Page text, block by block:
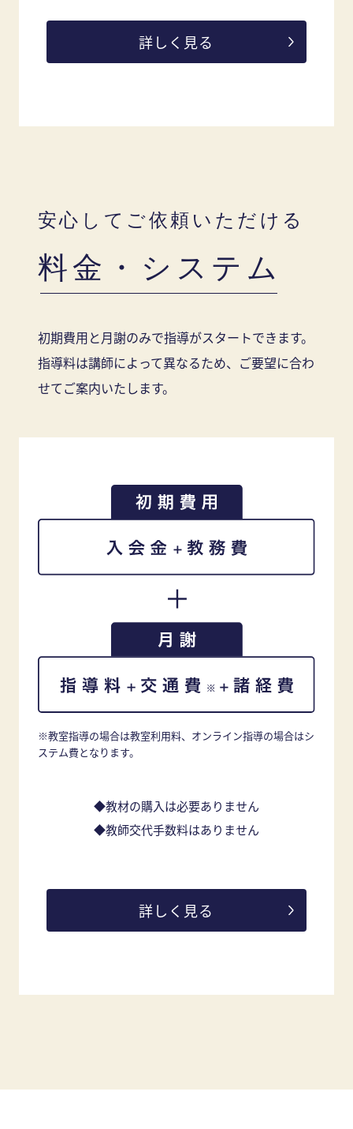
詳しく見る
安心してご依頼いただける
料金・システム
初期費用と月謝のみで指導がスタートできます。
指導料は講師によって異なるため、ご要望に合わ
せてご案内いたします。
※教室指導の場合は教室利用料、オンライン指導の場合はシ
ステム費となります。
◆教材の購入は必要ありません
◆教師交代手数料はありません
詳しく見る